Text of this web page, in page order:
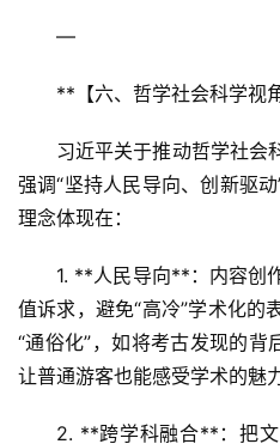
问
答
社
—
**【六、哲学社会科学视
习近平关于推动哲学社会
强调“坚持人民导向、创新驱
理念体现在：
1. **人民导向**：内容创
值诉求，避免“高冷”学术化的
“通俗化”，如将考古发现的背
让普通游客也能感受学术的魅
2. **跨学科融合**：把